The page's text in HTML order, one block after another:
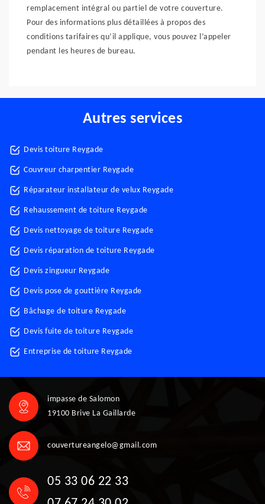
remplacement intégral ou partiel de votre couverture.
Pour des informations plus détaillées à propos des
conditions tarifaires qu’il applique, vous pouvez l’appeler
pendant les heures de bureau.
Autres services
Devis toiture Reygade
Couvreur charpentier Reygade
Réparateur installateur de velux Reygade
Rehaussement de toiture Reygade
Devis nettoyage de toiture Reygade
Devis réparation de toiture Reygade
Devis zingueur Reygade
Devis pose de gouttière Reygade
Bâchage de toiture Reygade
Devis fuite de toiture Reygade
Entreprise de toiture Reygade
impasse de Salomon
19100 Brive La Gaillarde
couvertureangelo@gmail.com
05 33 06 22 33